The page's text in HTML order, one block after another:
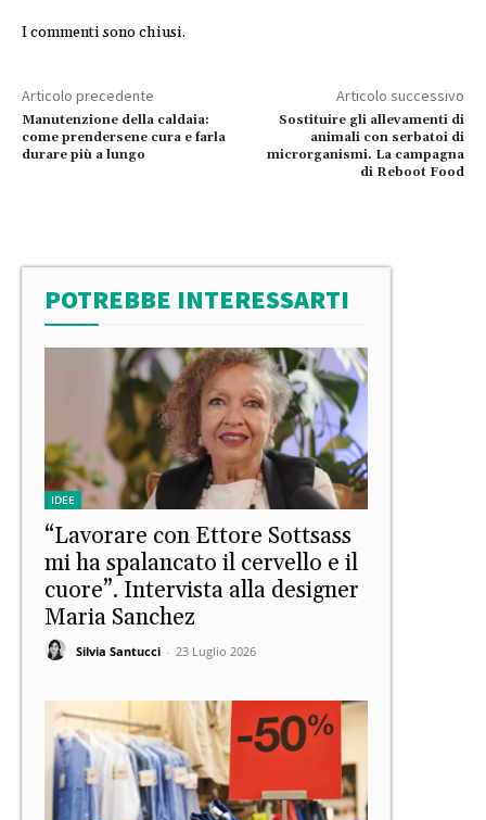
I commenti sono chiusi.
Articolo precedente
Manutenzione della caldaia:
come prendersene cura e farla
durare più a lungo
Articolo successivo
Sostituire gli allevamenti di
animali con serbatoi di
microrganismi. La campagna
di Reboot Food
POTREBBE INTERESSARTI
IDEE
“Lavorare con Ettore Sottsass
mi ha spalancato il cervello e il
cuore”. Intervista alla designer
Maria Sanchez
Silvia Santucci - 23 Luglio 2026